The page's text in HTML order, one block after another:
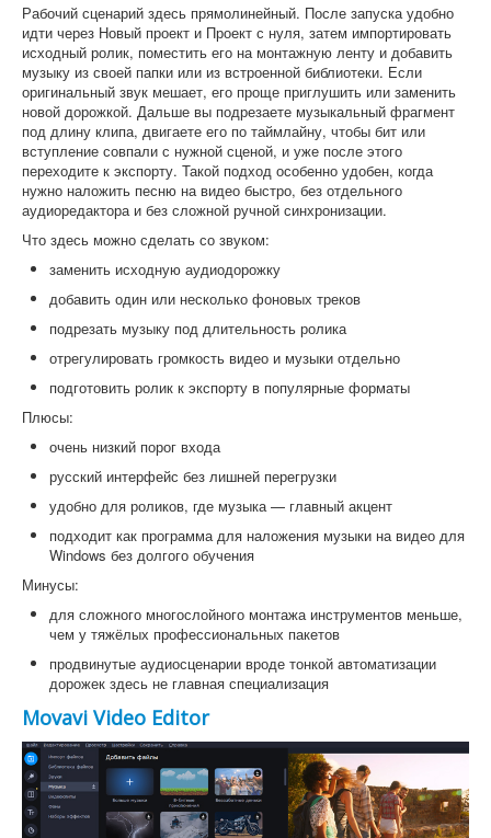
Рабочий сценарий здесь прямолинейный. После запуска удобно
идти через Новый проект и Проект с нуля, затем импортировать
исходный ролик, поместить его на монтажную ленту и добавить
музыку из своей папки или из встроенной библиотеки. Если
оригинальный звук мешает, его проще приглушить или заменить
новой дорожкой. Дальше вы подрезаете музыкальный фрагмент
под длину клипа, двигаете его по таймлайну, чтобы бит или
вступление совпали с нужной сценой, и уже после этого
переходите к экспорту. Такой подход особенно удобен, когда
нужно наложить песню на видео быстро, без отдельного
аудиоредактора и без сложной ручной синхронизации.
Что здесь можно сделать со звуком:
заменить исходную аудиодорожку
добавить один или несколько фоновых треков
подрезать музыку под длительность ролика
отрегулировать громкость видео и музыки отдельно
подготовить ролик к экспорту в популярные форматы
Плюсы:
очень низкий порог входа
русский интерфейс без лишней перегрузки
удобно для роликов, где музыка — главный акцент
подходит как программа для наложения музыки на видео для
Windows без долгого обучения
Минусы:
для сложного многослойного монтажа инструментов меньше,
чем у тяжёлых профессиональных пакетов
продвинутые аудиосценарии вроде тонкой автоматизации
дорожек здесь не главная специализация
Movavi Video Editor